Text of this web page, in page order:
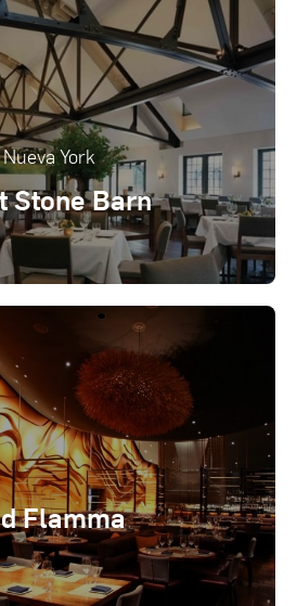
York
Stone Barn
Flamma